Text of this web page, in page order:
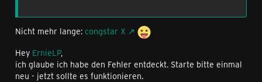
Nicht mehr lange: congstar X
Hey ErnieLP,
ich glaube ich habe den Fehler entdeckt. Starte bitte einmal
neu - jetzt sollte es funktionieren.